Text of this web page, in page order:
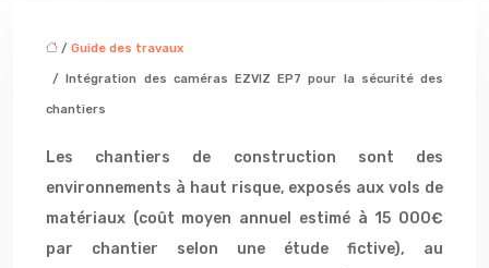
/ Guide des travaux
/ Intégration des caméras EZVIZ EP7 pour la sécurité des
chantiers
Les chantiers de construction sont des
environnements à haut risque, exposés aux vols de
matériaux (coût moyen annuel estimé à 15 000€
par chantier selon une étude fictive), au